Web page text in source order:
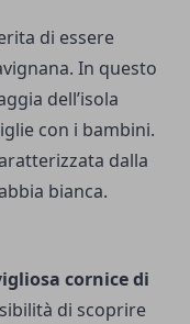
di essere
In questo
dell’isola
con i bambini.
dalla
bianca.
cornice di
di scoprire